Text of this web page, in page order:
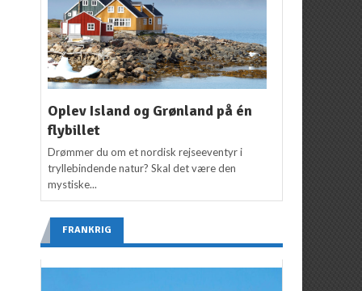
Oplev Island og Grønland på én
flybillet
Drømmer du om et nordisk rejseeventyr i
tryllebindende natur? Skal det være den
mystiske...
FRANKRIG